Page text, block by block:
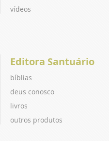
vídeos
Editora Santuário
bíblias
deus conosco
livros
outros produtos